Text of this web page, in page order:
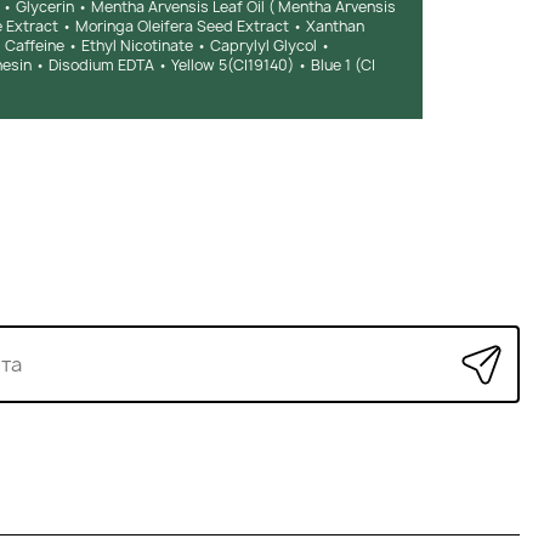
Glycerin • Mentha Arvensis Leaf Oil ( Mentha Arvensis
• Moringa Oleifera Seed Extract • Xanthan
• Ethyl Nicotinate • Caprylyl Glycol •
• Disodium EDTA • Yellow 5(CI19140) • Blue 1 (C|